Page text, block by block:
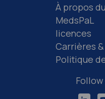
À propos
MedsPaL
licences
Carrières
Politique
Follow